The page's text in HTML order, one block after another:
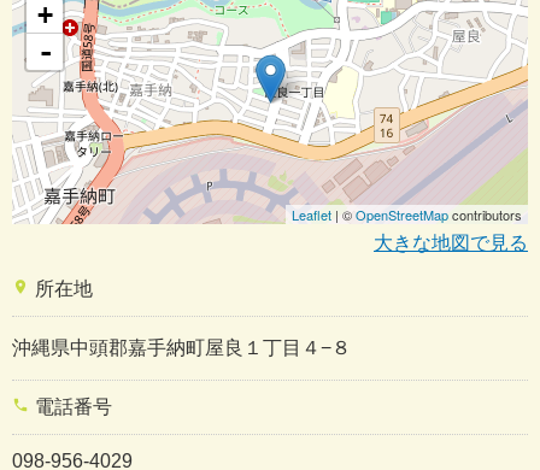
+
-
Leaflet | ©OpenStreetMapcontributors
大きな地図で見る
place 所在地
沖縄県中頭郡嘉手納町屋良１丁目４−８
phone 電話番号
098-956-4029